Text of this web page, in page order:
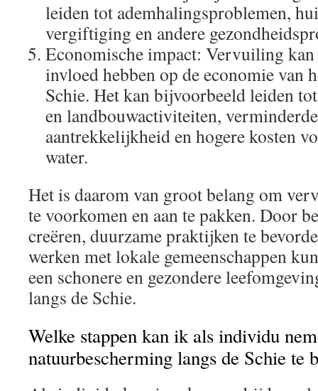
leiden tot ademhalingsproblemen,
vergiftiging en andere
Economische impact: Vervuiling kan
invloed hebben op de economie van
Schie. Het kan bijvoorbeeld leiden
en landbouwactiviteiten,
aantrekkelijkheid en hogere kosten
water.
Het is daarom van groot belang om
te voorkomen en aan te pakken. Door
creëren, duurzame praktijken te
werken met lokale gemeenschappen
een schonere en gezondere
langs de Schie.
Welke stappen kan ik als individu
natuurbescherming langs de Schie te